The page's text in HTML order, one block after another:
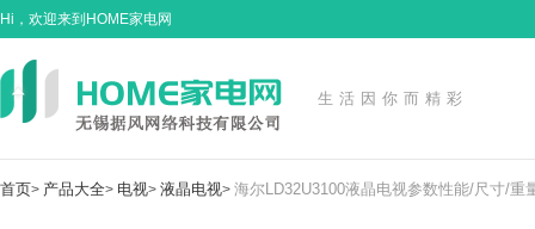
Hi，欢迎来到HOME家电网
生活因你而精彩
首页> 产品大全> 电视> 液晶电视> 海尔LD32U3100液晶电视参数性能/尺寸/重